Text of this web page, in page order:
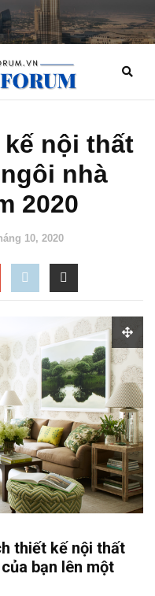
nội thất
nhà
2020
10, 2020
thiết kế nội thất
bạn lên một